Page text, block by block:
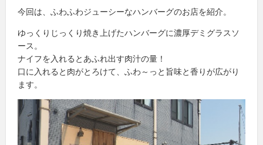
今回は、ふわふわジューシーなハンバーグのお店を紹介。
ゆっくりじっくり焼き上げたハンバーグに濃厚デミグラスソ
ース。
ナイフを入れるとあふれ出す肉汁の量！
口に入れると肉がとろけて、ふわ～っと旨味と香りが広がり
ます。